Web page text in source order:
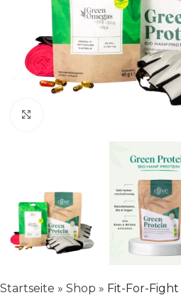
Startseite » Shop » Fit-For-